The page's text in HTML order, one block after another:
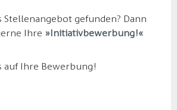
Stellenangebot gefunden? Dann
Ihre
Initiativbewerbung!
auf Ihre Bewerbung!